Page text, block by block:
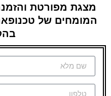
מצגת מפורטת
המומחים של